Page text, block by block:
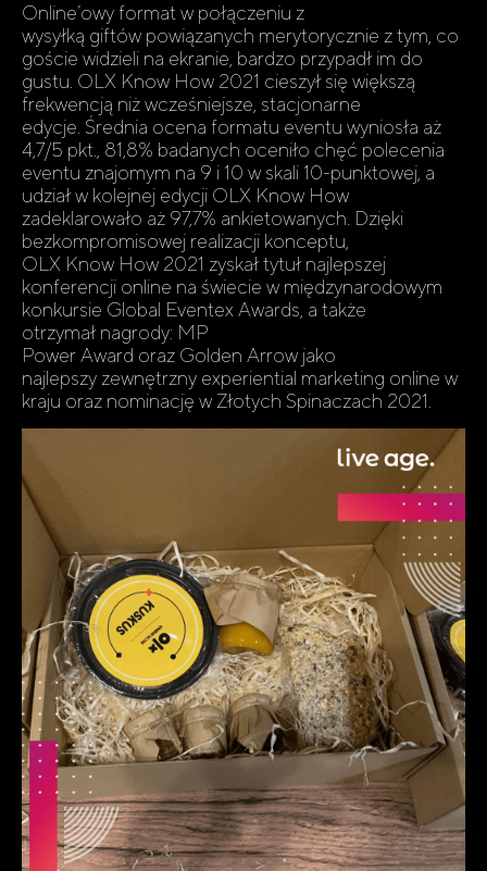
Online’owy format w połączeniu z
wysyłką giftów powiązanych merytorycznie z tym, co
goście widzieli na ekranie, bardzo przypadł im do
gustu. OLX Know How 2021 cieszył się większą
frekwencją niż wcześniejsze, stacjonarne
edycje. Średnia ocena formatu eventu wyniosła aż
4,7/5 pkt., 81,8% badanych oceniło chęć polecenia
eventu znajomym na 9 i 10 w skali 10-punktowej, a
udział w kolejnej edycji OLX Know How
zadeklarowało aż 97,7% ankietowanych. Dzięki
bezkompromisowej realizacji konceptu,
OLX Know How 2021 zyskał tytuł najlepszej
konferencji online na świecie w międzynarodowym
konkursie Global Eventex Awards, a także
otrzymał nagrody: MP
Power Award oraz Golden Arrow jako
najlepszy zewnętrzny experiential marketing online w
kraju oraz nominację w Złotych Spinaczach 2021.